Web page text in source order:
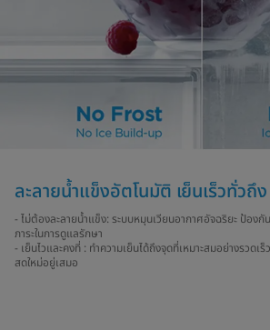
ละลายน้ำแข็งอัตโนมัติ เย็นเร็วทั่วถึง
- ไม่ต้องละลายน้ำแข็ง: ระบบหมุนเวียนอากาศอัจฉริยะ ป้อง
ภาระในการดูแลรักษา
- เย็นไวและคงที่ : ทำความเย็นได้ถึงจุดที่เหมาะสมอย่างรวด
สดใหม่อยู่เสมอ